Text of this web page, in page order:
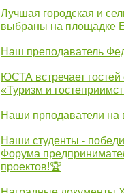
Лучшая городская и
выбраны на площадке
Наш преподаватель
ЮСТА встречает гостей
«Туризм и
Наши прподаватели
Наши студенты -
Форума
проектов!🏆